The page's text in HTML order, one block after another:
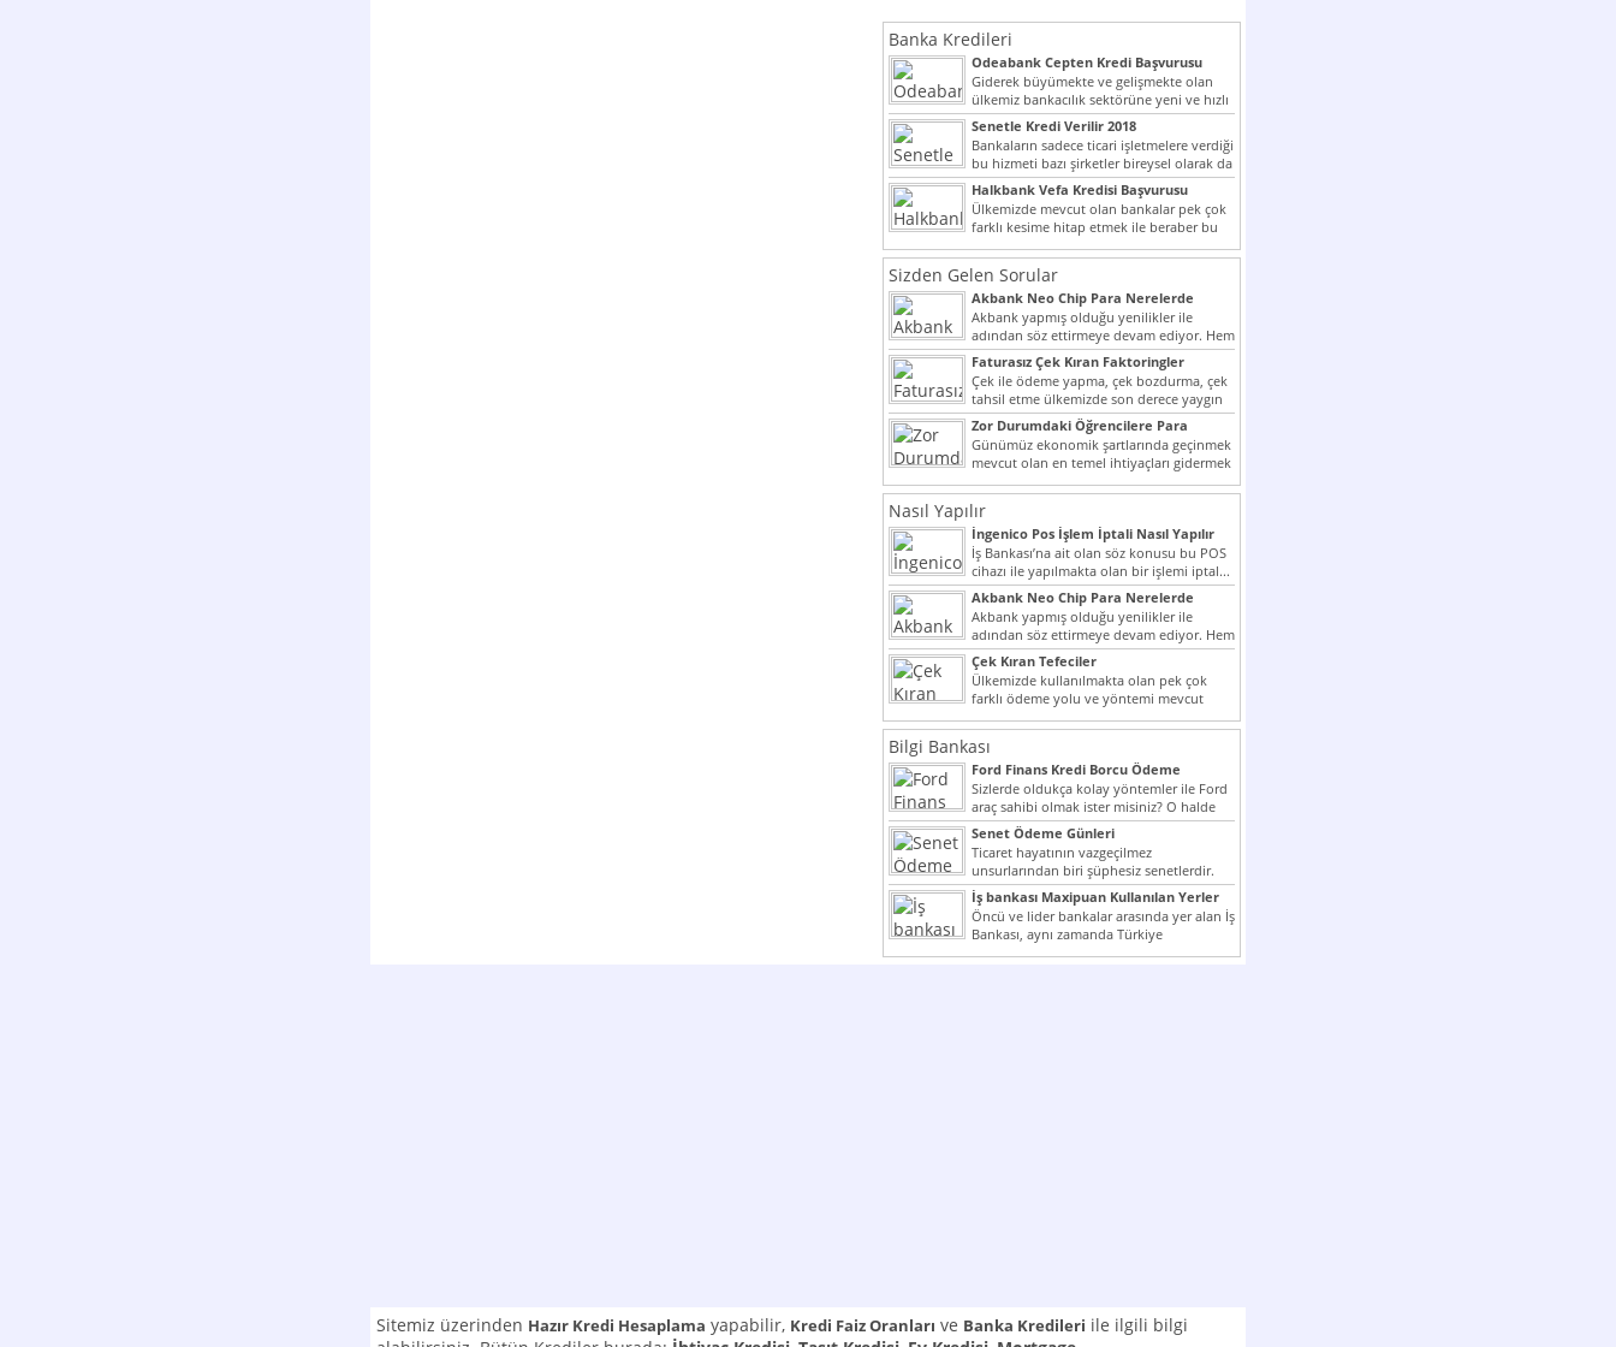
Banka Kredileri
Odeabank Cepten Kredi Başvurusu
KREDIM 8444
Giderek büyümekte ve gelişmekte olan
ülkemiz bankacılık sektörüne yeni ve hızlı
bir giriş yapmış olan...
Senetle Kredi Verilir 2018
Bankaların sadece ticari işletmelere verdiği
bu hizmeti bazı şirketler bireysel olarak da
vermektedir. Senetle kredi...
Halkbank Vefa Kredisi Başvurusu
Ülkemizde mevcut olan bankalar pek çok
farklı kesime hitap etmek ile beraber bu
noktada son...
Sizden Gelen Sorular
Akbank Neo Chip Para Nerelerde
Kullanılır?
Akbank yapmış olduğu yenilikler ile
adından söz ettirmeye devam ediyor. Hem
müşteri potansiyelini arttırmak hem...
Faturasız Çek Kıran Faktoringler
Çek ile ödeme yapma, çek bozdurma, çek
tahsil etme ülkemizde son derece yaygın
bir şekilde...
Zor Durumdaki Öğrencilere Para
Yardımı
Günümüz ekonomik şartlarında geçinmek
mevcut olan en temel ihtiyaçları gidermek
dahi son derece zor olmak...
Nasıl Yapılır
İngenico Pos İşlem İptali Nasıl Yapılır
İş Bankası’na ait olan söz konusu bu POS
cihazı ile yapılmakta olan bir işlemi iptal...
Akbank Neo Chip Para Nerelerde
Kullanılır?
Akbank yapmış olduğu yenilikler ile
adından söz ettirmeye devam ediyor. Hem
müşteri potansiyelini arttırmak hem...
Çek Kıran Tefeciler
Ülkemizde kullanılmakta olan pek çok
farklı ödeme yolu ve yöntemi mevcut
olmak ile beraber bunlar...
Bilgi Bankası
Ford Finans Kredi Borcu Ödeme
Sizlerde oldukça kolay yöntemler ile Ford
araç sahibi olmak ister misiniz? O halde
yazımız ilginizi...
Senet Ödeme Günleri
Ticaret hayatının vazgeçilmez
unsurlarından biri şüphesiz senetlerdir.
Çünkü senetler en çok kullanılan ödeme
araçlarıdır. Taksitler...
İş bankası Maxipuan Kullanılan Yerler
Öncü ve lider bankalar arasında yer alan İş
Bankası, aynı zamanda Türkiye
Cumhuriyeti’nin ilk milli...
Sitemiz üzerinden Hazır Kredi Hesaplama yapabilir, Kredi Faiz Oranları ve Banka Kredileri ile ilgili bilgi